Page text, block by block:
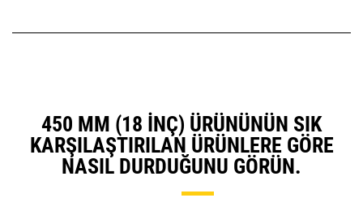
450 MM (18 INÇ) ÜRÜNÜNÜN SIK
KARŞILAŞTIRILAN ÜRÜNLERE GÖRE
NASIL DURDUĞUNU GÖRÜN.